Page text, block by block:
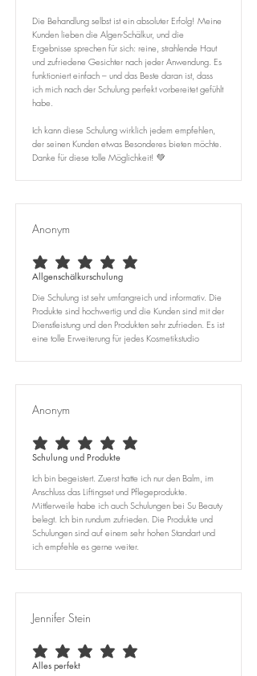
Die Behandlung selbst ist ein absoluter Erfolg! Meine
Kunden lieben die Algen-Schälkur, und die
Ergebnisse sprechen für sich: reine, strahlende Haut
und zufriedene Gesichter nach jeder Anwendung. Es
funktioniert einfach – und das Beste daran ist, dass
ich mich nach der Schulung perfekt vorbereitet gefühlt
habe.
Ich kann diese Schulung wirklich jedem empfehlen,
der seinen Kunden etwas Besonderes bieten möchte.
Danke für diese tolle Möglichkeit! 💚
Anonym
durchschnittliches Rating ist 5 von 5
Allgenschälkurschulung
Die Schulung ist sehr umfangreich und informativ. Die
Produkte sind hochwertig und die Kunden sind mit der
Dienstleistung und den Produkten sehr zufrieden. Es ist
eine tolle Erweiterung für jedes Kosmetikstudio
Anonym
durchschnittliches Rating ist 5 von 5
Schulung und Produkte
Ich bin begeistert. Zuerst hatte ich nur den Balm, im
Anschluss das Liftingset und Pflegeprodukte.
Mittlerweile habe ich auch Schulungen bei Su Beauty
belegt. Ich bin rundum zufrieden. Die Produkte und
Schulungen sind auf einem sehr hohen Standart und
ich empfehle es gerne weiter.
Jennifer Stein
durchschnittliches Rating ist 5 von 5
Alles perfekt